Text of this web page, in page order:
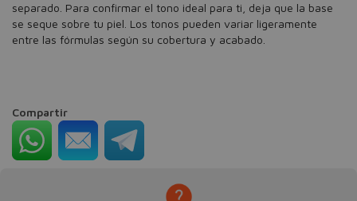
separado. Para confirmar el tono ideal para ti, deja que la base
se seque sobre tu piel. Los tonos pueden variar ligeramente
entre las fórmulas según su cobertura y acabado.
Compartir